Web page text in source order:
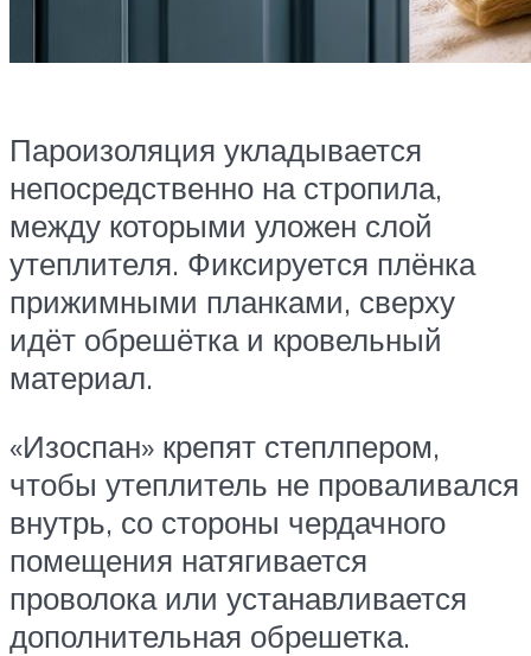
Пароизоляция укладывается
непосредственно на стропила,
между которыми уложен слой
утеплителя. Фиксируется плёнка
прижимными планками, сверху
идёт обрешётка и кровельный
материал.
«Изоспан» крепят степлпером,
чтобы утеплитель не проваливался
внутрь, со стороны чердачного
помещения натягивается
проволока или устанавливается
дополнительная обрешетка.